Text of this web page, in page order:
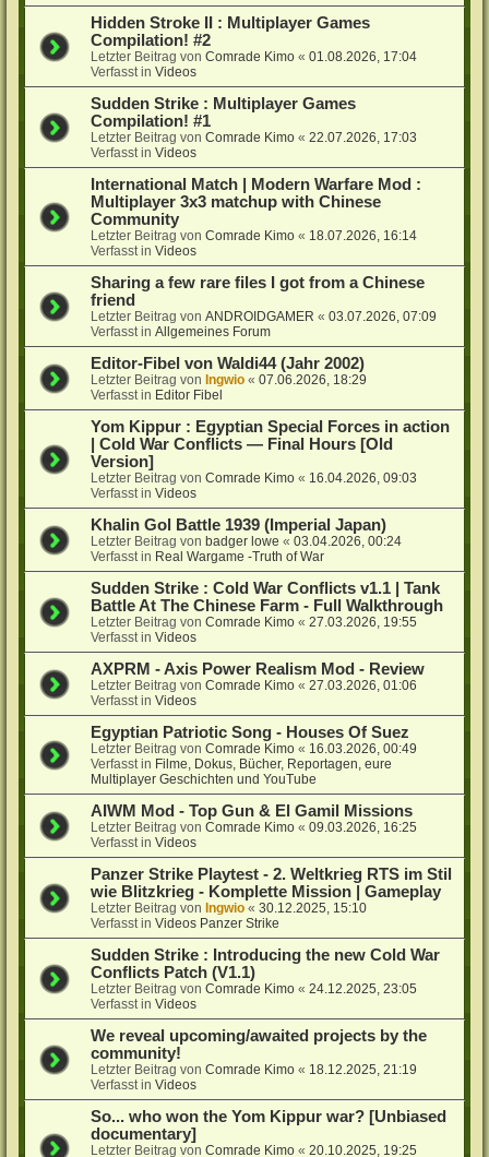
Hidden Stroke II : Multiplayer Games
Compilation! #2
Letzter Beitrag vonComrade Kimo «01.08.2026, 17:04
Verfasst inVideos
Sudden Strike : Multiplayer Games
Compilation! #1
Letzter Beitrag vonComrade Kimo «22.07.2026, 17:03
Verfasst inVideos
International Match | Modern Warfare Mod :
Multiplayer 3x3 matchup with Chinese
Community
Letzter Beitrag vonComrade Kimo « 18.07.2026, 16:14
Verfasst inVideos
Sharing a few rare files I got from a Chinese
friend
Letzter Beitrag vonANDROIDGAMER «03.07.2026, 07:09
Verfasst inAllgemeines Forum
Editor-Fibel von Waldi44 (Jahr 2002)
Letzter Beitrag vonIngwio «07.06.2026, 18:29
Verfasst in Editor Fibel
Yom Kippur : Egyptian Special Forces in action
| Cold War Conflicts — Final Hours [Old
Version]
Letzter Beitrag vonComrade Kimo « 16.04.2026, 09:03
Verfasst inVideos
Khalin Gol Battle 1939 (Imperial Japan)
Letzter Beitrag vonbadger lowe «03.04.2026, 00:24
Verfasst in Real Wargame -Truth of War
Sudden Strike : Cold War Conflicts v1.1 | Tank
Battle At The Chinese Farm - Full Walkthrough
Letzter Beitrag vonComrade Kimo «27.03.2026, 19:55
Verfasst inVideos
AXPRM - Axis Power Realism Mod - Review
Letzter Beitrag vonComrade Kimo «27.03.2026, 01:06
Verfasst inVideos
Egyptian Patriotic Song - Houses Of Suez
Letzter Beitrag vonComrade Kimo « 16.03.2026, 00:49
Verfasst in Filme, Dokus, Bücher, Reportagen, eure
Multiplayer Geschichten und YouTube
AIWM Mod - Top Gun & El Gamil Missions
Letzter Beitrag vonComrade Kimo «09.03.2026, 16:25
Verfasst inVideos
Panzer Strike Playtest - 2. Weltkrieg RTS im Stil
wie Blitzkrieg - Komplette Mission | Gameplay
Letzter Beitrag vonIngwio «30.12.2025, 15:10
Verfasst inVideos Panzer Strike
Sudden Strike : Introducing the new Cold War
Conflicts Patch (V1.1)
Letzter Beitrag vonComrade Kimo «24.12.2025, 23:05
Verfasst inVideos
We reveal upcoming/awaited projects by the
community!
Letzter Beitrag vonComrade Kimo « 18.12.2025, 21:19
Verfasst inVideos
So... who won the Yom Kippur war? [Unbiased
documentary]
Letzter Beitrag vonComrade Kimo «20.10.2025, 19:25